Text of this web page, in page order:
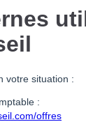
votre situation :
:
offres